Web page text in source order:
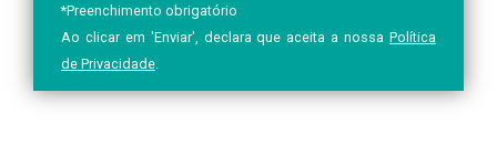
*Preenchimento obrigatório
Ao clicar em 'Enviar', declara que aceita a nossa Política
de Privacidade